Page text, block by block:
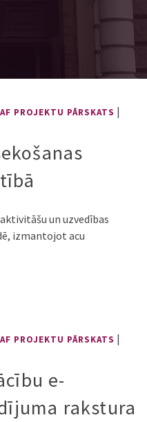
PROJEKTU PĀRSKATS |
un uzvedības
izmantojot acu
PROJEKTU PĀRSKATS |
e-
rakstura